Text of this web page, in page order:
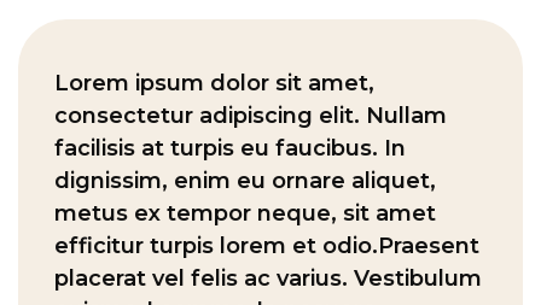
Lorem ipsum dolor sit amet,
consectetur adipiscing elit. Nullam
facilisis at turpis eu faucibus. In
dignissim, enim eu ornare aliquet,
metus ex tempor neque, sit amet
efficitur turpis lorem et odio.Praesent
placerat vel felis ac varius. Vestibulum